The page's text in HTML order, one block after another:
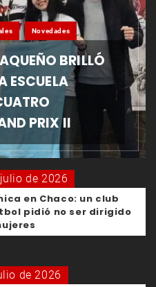
Novedades
BRILLÓ
ESCUELA
PRIX II
de 2026
en Chaco: un club
pidió no ser dirigido
de 2026